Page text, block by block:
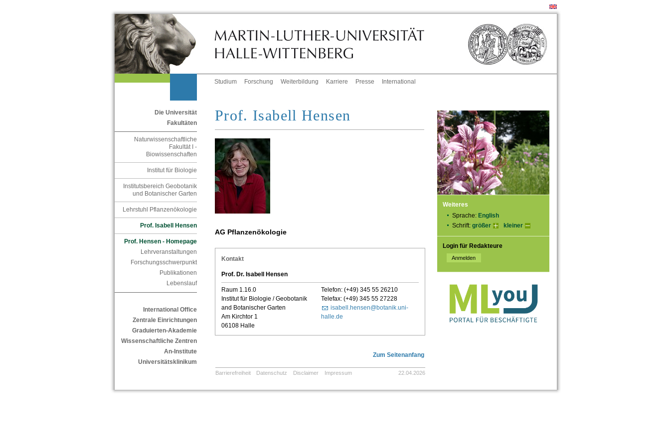
Studium Forschung Weiterbildung Karriere Presse International
Die Universität
Fakultäten
Naturwissenschaftliche
Fakultät I -
Biowissenschaften
Institut für Biologie
Institutsbereich Geobotanik
und Botanischer Garten
Lehrstuhl Pflanzenökologie
Prof. Isabell Hensen
Prof. Hensen - Homepage
Lehrveranstaltungen
Forschungsschwerpunkt
Publikationen
Lebenslauf
International Office
Zentrale Einrichtungen
Graduierten-Akademie
Wissenschaftliche Zentren
An-Institute
Universitätsklinikum
Weiteres
Sprache: English
Schrift: größer kleiner
Login für Redakteure
Prof. Isabell Hensen
AG Pflanzenökologie
Kontakt
Prof. Dr. Isabell Hensen
Raum 1.16.0
Institut für Biologie / Geobotanik
and Botanischer Garten
Am Kirchtor 1
06108 Halle
Telefon: (+49) 345 55 26210
Telefax: (+49) 345 55 27228
isabell.hensen@botanik.uni-
halle.de
Zum Seitenanfang
Barrierefreiheit Datenschutz Disclaimer Impressum 22.04.2026